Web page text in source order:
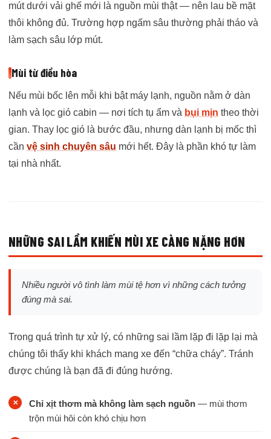
mút dưới vải ghế mới là nguồn mùi thật — nên lau bề mặt
thôi không đủ. Trường hợp ngấm sâu thường phải tháo và
làm sạch sâu lớp mút.
Mùi từ điều hòa
Nếu mùi bốc lên mỗi khi bật máy lạnh, nguồn nằm ở dàn
lạnh và lọc gió cabin — nơi tích tụ ẩm và bụi mịn theo thời
gian. Thay lọc gió là bước đầu, nhưng dàn lạnh bị mốc thì
cần vệ sinh chuyên sâu mới hết. Đây là phần khó tự làm
tại nhà nhất.
NHỮNG SAI LẦM KHIẾN MÙI XE CÀNG NẶNG HƠN
Nhiều người vô tình làm mùi tệ hơn vì những cách tưởng
đúng mà sai.
Trong quá trình tự xử lý, có những sai lầm lặp đi lặp lại mà
chúng tôi thấy khi khách mang xe đến “chữa cháy”. Tránh
được chúng là bạn đã đi đúng hướng.
Chỉ xịt thơm mà không làm sạch nguồn — mùi thơm
trộn mùi hôi còn khó chịu hơn